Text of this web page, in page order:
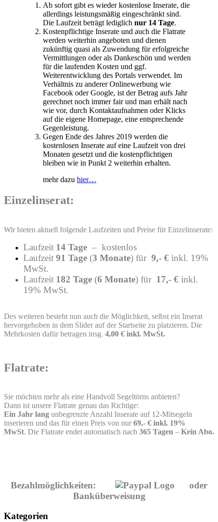
Ab sofort gibt es wieder kostenlose Inserate, die
allerdings leistungsmäßig eingeschränkt sind.
Die Laufzeit beträgt lediglich nur 14 Tage.
Kostenpflichtige Inserate und auch die Flatrate
werden weiterhin angeboten und dienen
zukünftig quasi als Zuwendung für erfolgreiche
Vermittlungen oder als Dankeschön und werden
für die laufenden Kosten und ggf.
Weiterentwicklung des Portals verwendet. Im
Verhältnis zu anderer Onlinewerbung wie
Facebook oder Google, ist der Betrag aufs Jahr
gerechnet noch immer fair und man erhält nach
wie vor, durch Kontaktaufnahmen oder Klicks
auf die eigene Homepage, eine entsprechende
Gegenleistung.
Gegen Ende des Jahres 2019 werden die
kostenlosen Inserate auf eine Laufzeit von drei
Monaten gesetzt und die kostenpflichtigen
bleiben wie in Punkt 2 weiterhin erhalten.
mehr dazu hier…
Einzelinserat:
Wir bieten aktuell folgende Laufzeiten und Preise für Einzelinserate:
Laufzeit 14 Tage – kostenlos
Laufzeit 91 Tage (3 Monate) für 9,- € inkl. 19%
MwSt.
Laufzeit 182 Tage (6 Monate) für 17,- € inkl.
19% MwSt.
Des weiteren besteht nun auch die Möglichkeit, selbst ein Inserat
hervorgehoben in dem Slider auf der Startseite zu platzieren. Die
Mehrkosten dafür betragen insg. 4,00 € inkl. MwSt.
Flatrate:
Sie möchten mehr als eine Handvoll Segeltörns anbieten?
Dann ist unsere Flatrate genau das Richtige:
Ein Jahr lang unbegrenzte Anzahl Inserate auf 12-Mitsegeln
inserieren und das für einen Preis von nur 69,- € inkl. 19%
MwSt. Die Flatrate endet automatisch nach 365 Tagen – Kein Abo.
Bezahlmöglichkeiten:
oder
Banküberweisung
Kategorien